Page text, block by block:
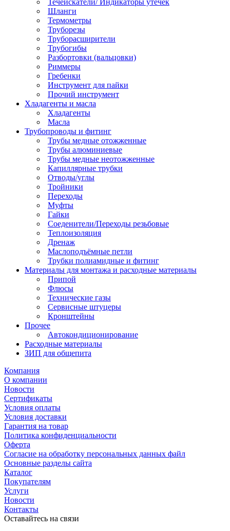
Течеискатели/ Индикаторы утечек
Шланги
Термометры
Труборезы
Труборасширители
Трубогибы
Разбортовки (вальцовки)
Риммеры
Гребенки
Инструмент для пайки
Прочий инструмент
Хладагенты и масла
Хладагенты
Масла
Трубопроводы и фитинг
Трубы медные отожженные
Трубы алюминиевые
Трубы медные неотожженные
Капиллярные трубки
Отводы/углы
Тройники
Переходы
Муфты
Гайки
Соеденители/Переходы резьбовые
Теплоизоляция
Дренаж
Маслоподъёмные петли
Трубки полиамидные и фитинг
Материалы для монтажа и расходные материалы
Припой
Флюсы
Технические газы
Сервисные штуцеры
Кронштейны
Прочее
Автокондиционирование
Расходные материалы
ЗИП для общепита
Компания
О компании
Новости
Сертификаты
Условия оплаты
Условия доставки
Гарантия на товар
Политика конфиденциальности
Оферта
Согласие на обработку персональных данных файл
Основные разделы сайта
Каталог
Покупателям
Услуги
Новости
Контакты
Оставайтесь на связи